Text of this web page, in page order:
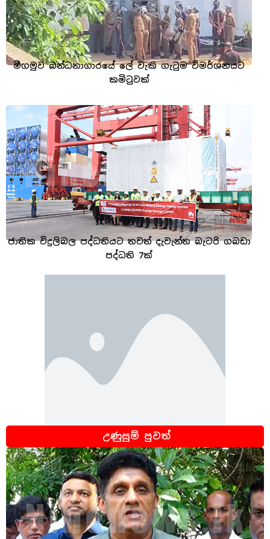
මීගමුව බන්ධනාගාරයේ ලේ වැකි ගැටුම විමර්ශනයට
කමිටුවක්
ජාතික විදුලිබල පද්ධතියට තවත් දැවැන්ත බැටරි ගබඩා
පද්ධති 7ක්
උණුසුම් පුවත්